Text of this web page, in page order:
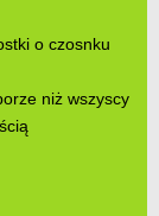
o czosnku
niż wszyscy